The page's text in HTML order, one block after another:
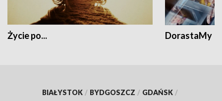
Życie po... DorastaMy
BIAŁYSTOK / BYDGOSZCZ / GDAŃSK /